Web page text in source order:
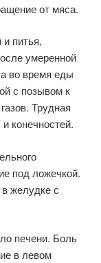
от мяса.
питья,
умеренной
во время еды
с позывом к
Трудная
конечностей.
под ложечкой.
желудке с
печени. Боль
в левом